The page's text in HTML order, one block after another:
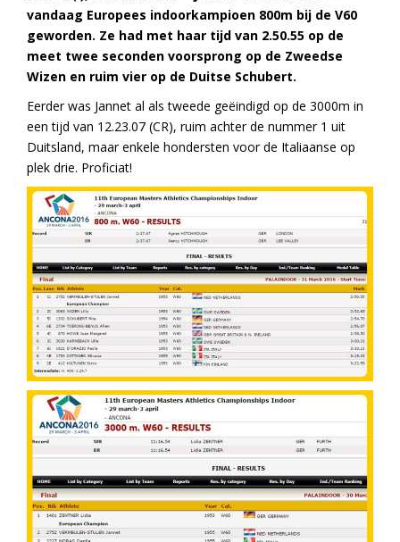
vandaag Europees indoorkampioen 800m bij de V60
geworden. Ze had met haar tijd van 2.50.55 op de
meet twee seconden voorsprong op de Zweedse
Wizen en ruim vier op de Duitse Schubert.
Eerder was Jannet al als tweede geëindigd op de 3000m in
een tijd van 12.23.07 (CR), ruim achter de nummer 1 uit
Duitsland, maar enkele hondersten voor de Italiaanse op
plek drie. Proficiat!